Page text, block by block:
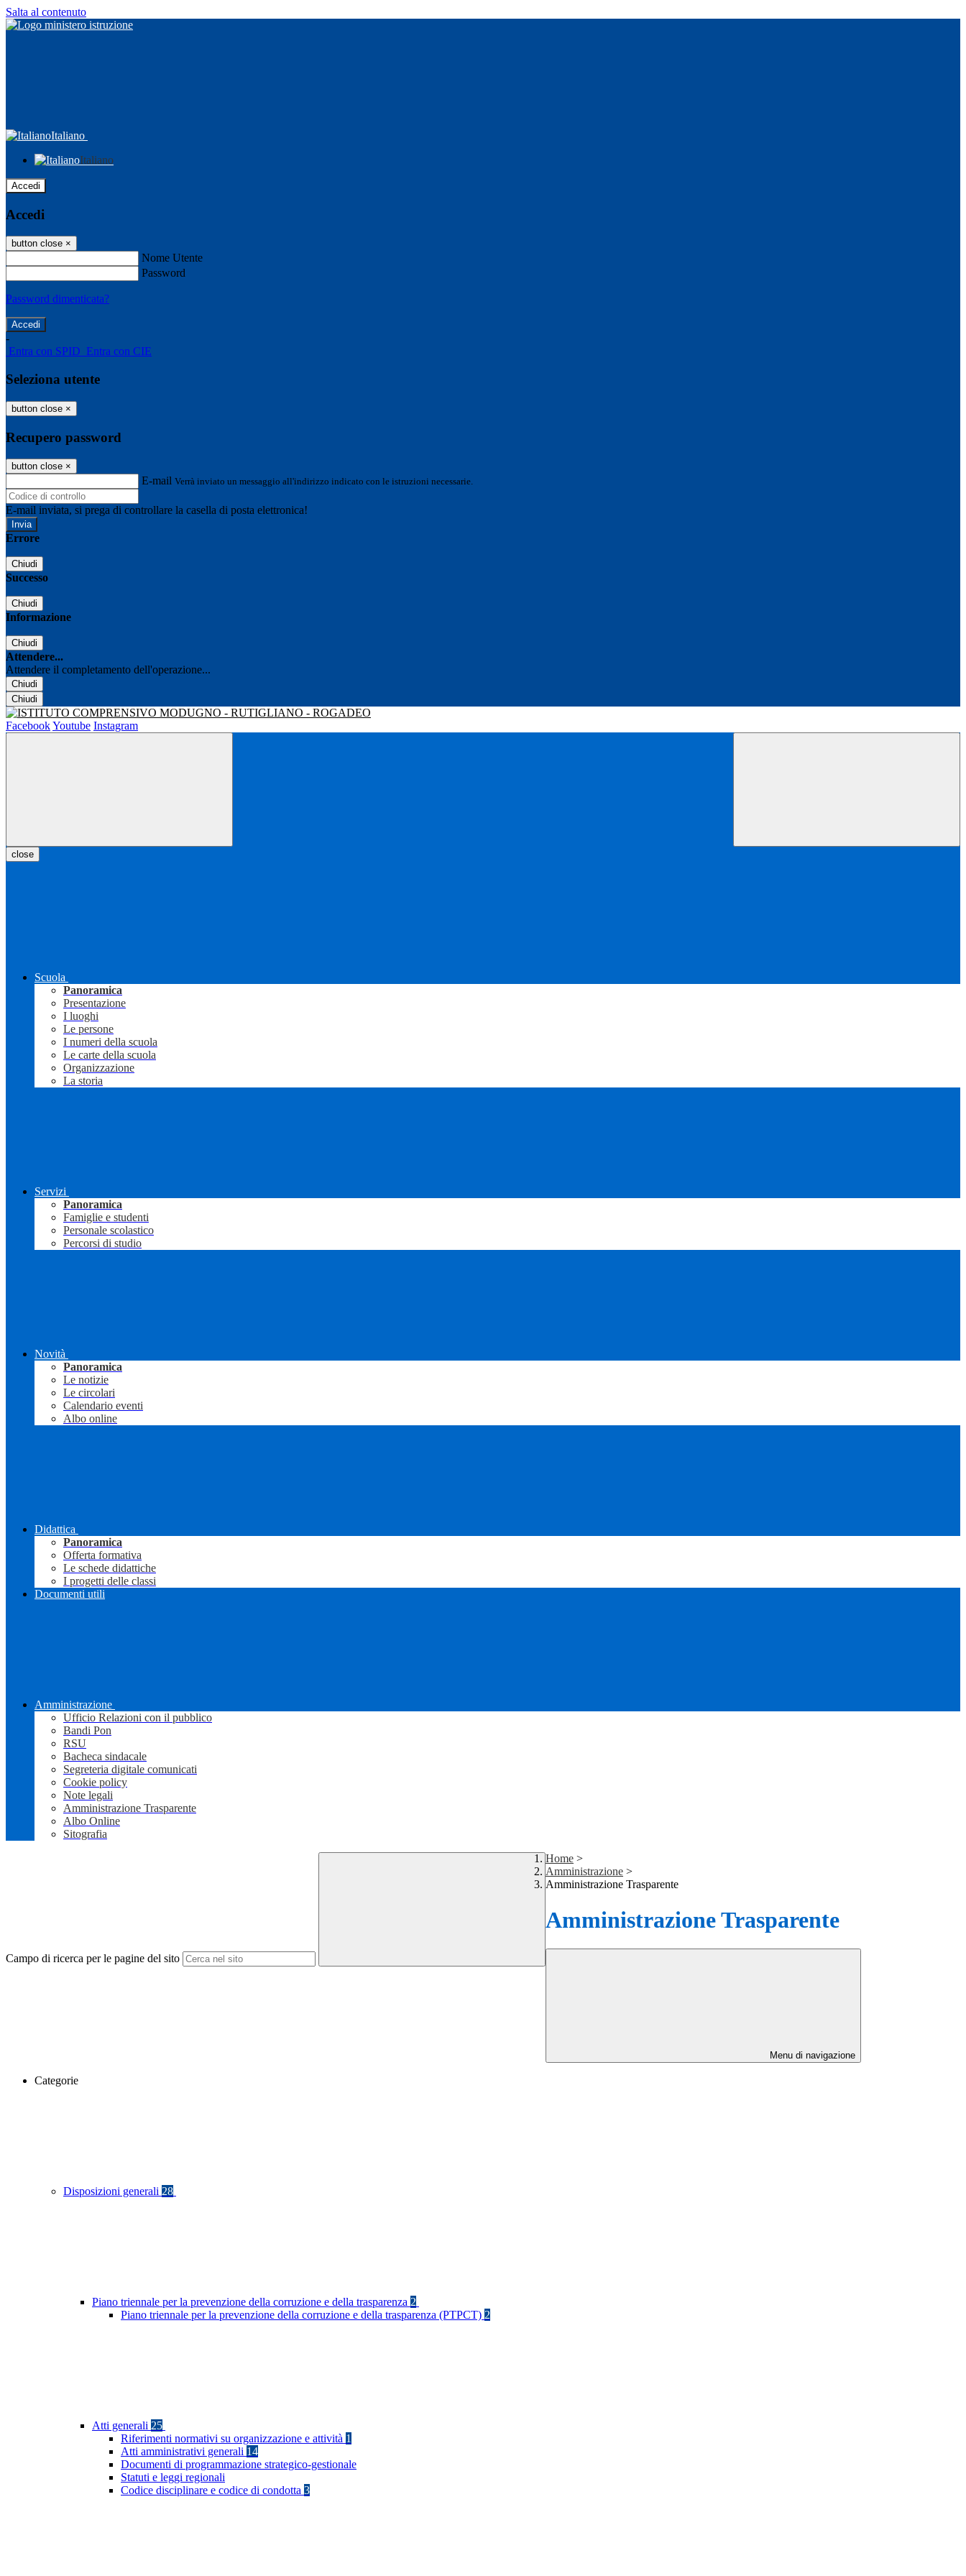
Salta al contenuto
Italiano
Italiano
Accedi
Accedi
button close ×
Nome Utente
Password
Password dimenticata?
-
Entra con SPID Entra con CIE
Seleziona utente
button close ×
Recupero password
button close ×
E-mail Verrà inviato un messaggio all'indirizzo indicato con le istruzioni necessarie.
E-mail inviata, si prega di controllare la casella di posta elettronica!
Errore
Chiudi
Successo
Chiudi
Informazione
Chiudi
Attendere...
Attendere il completamento dell'operazione...
Chiudi
Chiudi
FacebookYoutube Instagram
close
Scuola
Panoramica
Presentazione
I luoghi
Le persone
I numeri della scuola
Le carte della scuola
Organizzazione
La storia
Servizi
Panoramica
Famiglie e studenti
Personale scolastico
Percorsi di studio
Novità
Panoramica
Le notizie
Le circolari
Calendario eventi
Albo online
Didattica
Panoramica
Offerta formativa
Le schede didattiche
I progetti delle classi
Documenti utili
Amministrazione
Ufficio Relazioni con il pubblico
Bandi Pon
RSU
Bacheca sindacale
Segreteria digitale comunicati
Cookie policy
Note legali
Amministrazione Trasparente
Albo Online
Sitografia
Campo di ricerca per le pagine del sito
Home >
Amministrazione >
Amministrazione Trasparente
Amministrazione Trasparente
Menu di navigazione
Categorie
Disposizioni generali 28
Piano triennale per la prevenzione della corruzione e della trasparenza 2
Piano triennale per la prevenzione della corruzione e della trasparenza (PTPCT) 2
Atti generali 25
Riferimenti normativi su organizzazione e attività 1
Atti amministrativi generali 14
Documenti di programmazione strategico-gestionale
Statuti e leggi regionali
Codice disciplinare e codice di condotta 3